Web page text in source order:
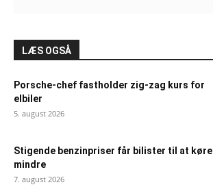
LÆS OGSÅ
Porsche-chef fastholder zig-zag kurs for
elbiler
5. august 2026
Stigende benzinpriser får bilister til at køre
mindre
7. august 2026